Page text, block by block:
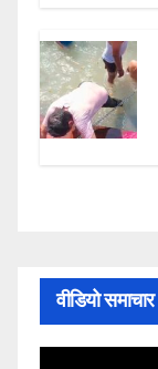
वीडियो समाचार